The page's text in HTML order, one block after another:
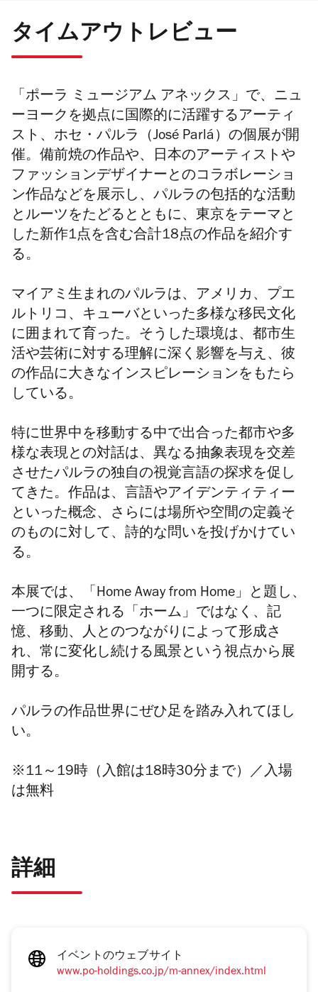
タイムアウトレビュー
「ポーラ ミュージアム アネックス」で、ニュ
ーヨークを拠点に国際的に活躍するアーティ
スト、ホセ・パルラ
（José Parlá） の個展が開
催。備前焼の作品や、日本のアーティストや
ファッションデザイナーとのコラボレーショ
ン作品などを展示し、パルラの包括的な活動
とルーツをたどるとともに、東京をテーマと
した新作1点を含む合計18点の作品を紹介す
る。
マイアミ生まれのパルラは、アメリカ、プエ
ルトリコ、キューバといった多様な移民文化
に囲まれて育った。そうした環境は、都市生
活や芸術に対する理解に深く影響を与え、彼
の作品に大きなインスピレーションをもたら
している。
特に世界中を移動する中で出合った都市や多
様な表現との対話は、異なる抽象表現を交差
させたパルラの独自の視覚言語の探求を促し
てきた。作品は、言語やアイデンティティー
といった概念、さらには場所や空間の定義そ
のものに対して、詩的な問いを投げかけてい
る。
本展では、「Home Away from Home」と題し、
一つに限定される「ホーム」ではなく、記
憶、移動、人とのつながりによって形成さ
れ、常に変化し続ける風景という視点から展
開する。
パルラの作品世界にぜひ足を踏み入れてほし
い。
※11～19時（入館は18時30分まで）／入場
は無料
詳細
イベントのウェブサイト
www.po-holdings.co.jp/m-annex/index.html